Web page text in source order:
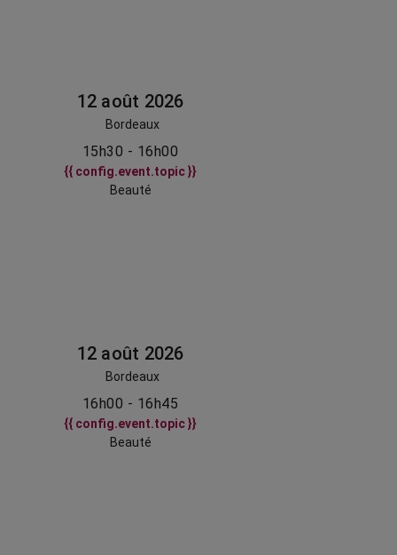
12 août 2026
Bordeaux
15h30 - 16h00
{{ config.event.topic }}
Beauté
12 août 2026
Bordeaux
16h00 - 16h45
{{ config.event.topic }}
Beauté